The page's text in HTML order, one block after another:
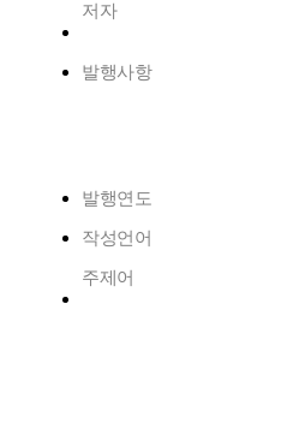
저자
발행사항
발행연도
작성언어
주제어